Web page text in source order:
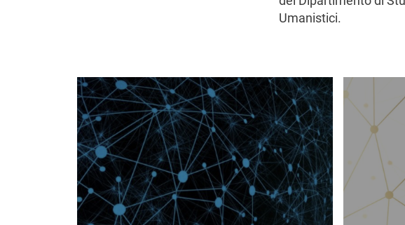
Umanistici.
Immagine